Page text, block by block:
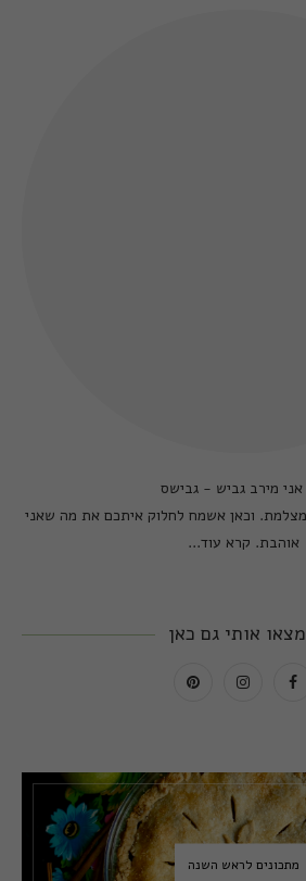
אני מירב גביש - גבישס
וכאן אשמח לחלוק איתכם את מה שאני
אוהבת. קרא עוד...
אותי גם כאן
מתכונים לראש השנה